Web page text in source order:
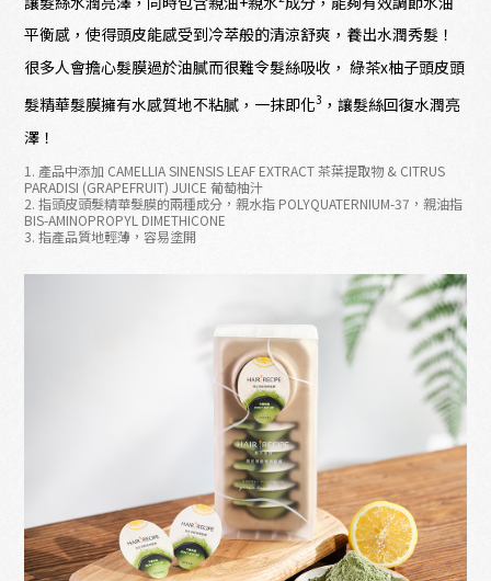
平衡感，使得頭皮能感受到冷萃般的清涼舒爽，養出水潤秀髮！
很多人會擔心髮膜過於油膩而很難令髮絲吸收， 綠茶x柚子頭皮頭
髮精華髮膜擁有水感質地不粘膩，一抹即化3 ，讓髮絲回復水潤亮
澤！
1. 產品中添加 CAMELLIA SINENSIS LEAF EXTRACT 茶葉提取物 & CITRUS
PARADISI (GRAPEFRUIT) JUICE 葡萄柚汁
2. 指頭皮頭髮精華髮膜的兩種成分，親水指 POLYQUATERNIUM-37，親油指
BIS-AMINOPROPYL DIMETHICONE
3. 指產品質地輕薄，容易塗開